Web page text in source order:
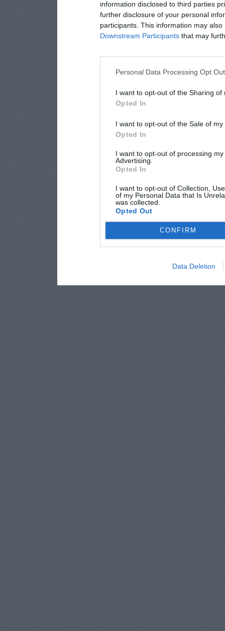
information disclosed to third parties
further disclosure of your personal
participants. This information may
Downstream Participants that may
Personal Data Processing Opt
I want to opt-out of the Sharing of
Opted In
I want to opt-out of the Sale of
Opted In
I want to opt-out of processing
Advertising.
Opted In
I want to opt-out of Collection,
of my Personal Data that Is
was collected.
Opted Out
CONFIRM
Data Deletion